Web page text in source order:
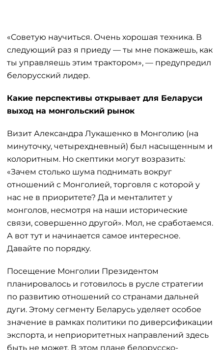
«Советую научиться. Очень хорошая техника. В
следующий раз я приеду — ты мне покажешь, как
ты управляешь этим трактором», — предупредил
белорусский лидер.
Какие перспективы открывает для Беларуси
выход на монгольский рынок
Визит Александра Лукашенко в Монголию (на
минуточку, четырехдневный) был насыщенным и
колоритным. Но скептики могут возразить:
«Зачем столько шума поднимать вокруг
отношений с Монголией, торговля с которой у
нас не в приоритете? Да и менталитет у
монголов, несмотря на наши исторические
связи, совершенно другой». Мол, не сработаемся.
А вот тут и начинается самое интересное.
Давайте по порядку.
Посещение Монголии Президентом
планировалось и готовилось в русле стратегии
по развитию отношений со странами дальней
дуги. Этому сегменту Беларусь уделяет особое
значение в рамках политики по диверсификации
экспорта, и неприоритетных направлений здесь
быть не может. В этом плане белорусско-